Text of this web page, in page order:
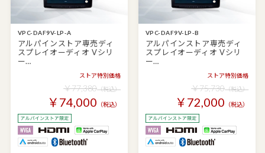
VPC-DAF9V-LP-A
アルパインストア専売ディ
スプレイオーディオ Vシリ
ー…
ストア特別価格
￥77,380（税込）
￥74,000 （税込）
VPC-DAF9V-LP-B
アルパインストア専売ディ
スプレイオーディオ Vシリ
ー…
ストア特別価格
￥75,730（税込）
￥72,000 （税込）